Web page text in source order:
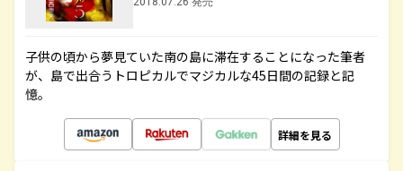
子供の頃から夢見ていた南の島に滞在することになった筆者
が、島で出合うトロピカルでマジカルな45日間の記録と記
憶。
詳細を見る